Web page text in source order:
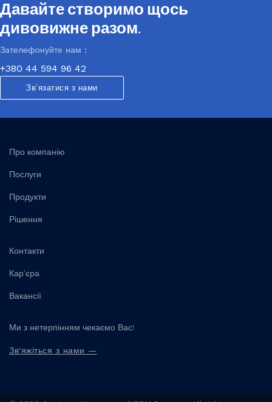
Давайте створимо щось
дивовижне разом.
Зателефонуйте нам :
+380 44 594 96 42
Зв'язатися з нами
Про компанію
Послуги
Продукти
Рішення
Контакти
Кар'єра
Вакансії
Ми з нетерпінням чекаємо Вас!
Зв'яжіться з нами —